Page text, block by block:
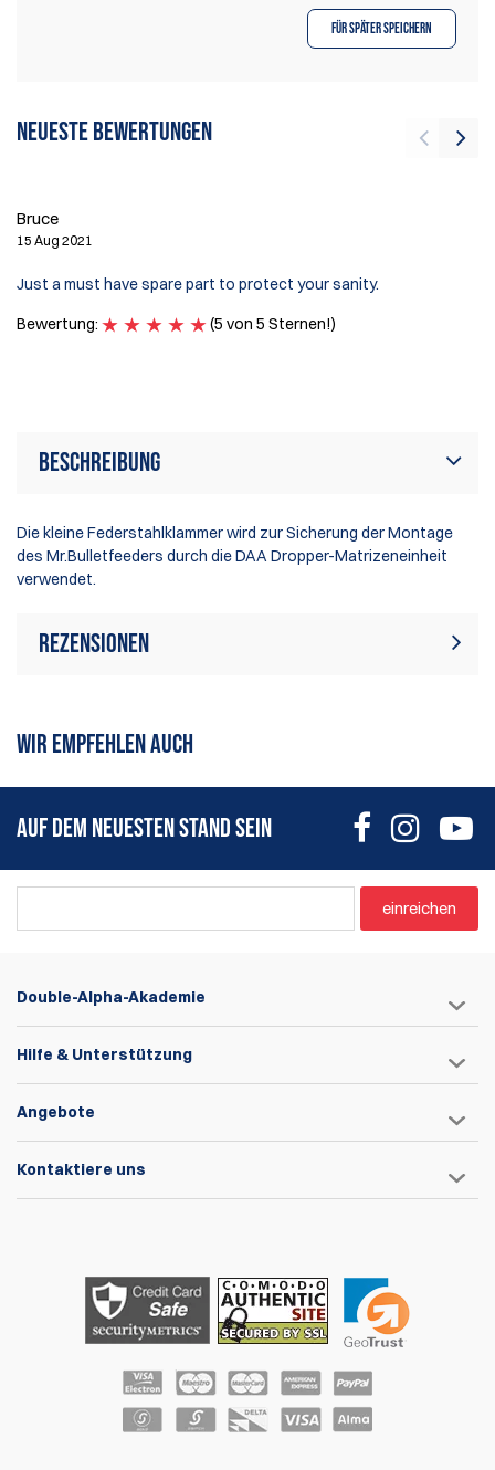
Für später speichern
Neueste Bewertungen
Bruce
15 Aug 2021
Just a must have spare part to protect your sanity.
Bewertung:
(5 von 5 Sternen!)
Beschreibung
Die kleine Federstahlklammer wird zur Sicherung der Montage
des Mr.Bulletfeeders durch die DAA Dropper-Matrizeneinheit
verwendet.
Rezensionen
erste, der Bewertung schreiben
WIR EMPFEHLEN AUCH
AUF DEM NEUESTEN STAND SEIN
einreichen
Double-Alpha-Akademie
Hilfe & Unterstützung
Angebote
Kontaktiere uns